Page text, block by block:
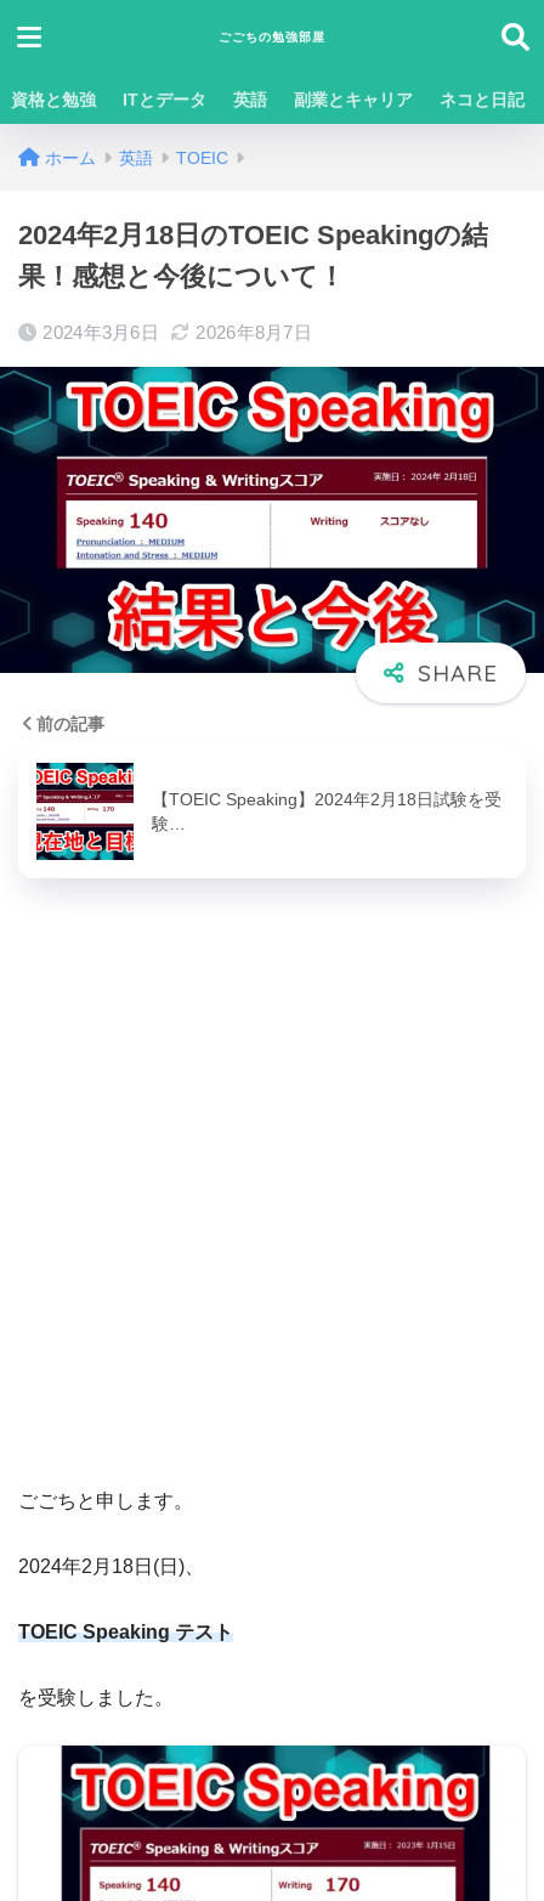
ごごちの勉強部屋
資格と勉強 ITとデータ 英語 副業とキャリア ネコと日記
ホーム 英語 TOEIC
2024年2月18日のTOEIC Speakingの結
果！感想と今後について！
2024年3月6日 2026年8月7日
前の記事
【TOEIC Speaking】2024年2月18日試験を受
験…
ごごちと申します。
2024年2月18日(日)、
TOEIC Speaking テスト
を受験しました。